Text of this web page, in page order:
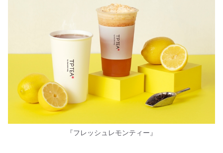
『フレッシュレモンティー』